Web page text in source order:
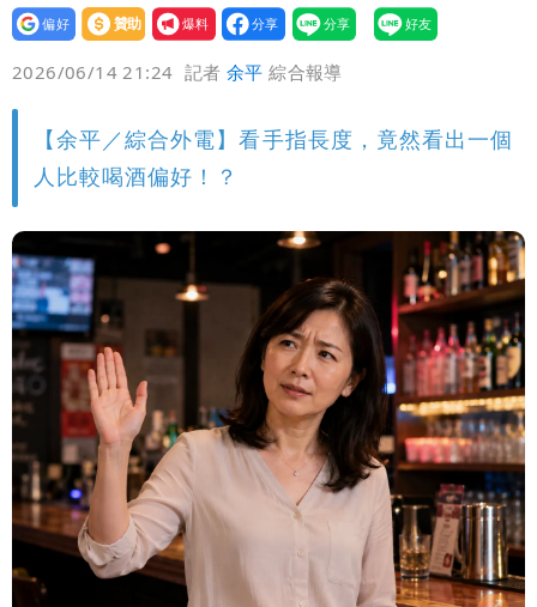
可能籠罩4縣市
白海豚4個關鍵時間點！專家：明晚起風
雨最大
老公外遇修復內幕！欣西亞曬牽手照「2
人身體卻僵硬」
白海豚最快下午海警！大雨襲7縣市 明
恐發陸警
97萬網紅「肥大叔」驚傳猝逝！最後身
影曝光 網驚覺不對勁
設為
贊助
我要
爆料
2026/06/14 21:24 記者余平 綜合報導
【余平／綜合外電】看手指長度，竟然看出一個
人比較喝酒偏好！？